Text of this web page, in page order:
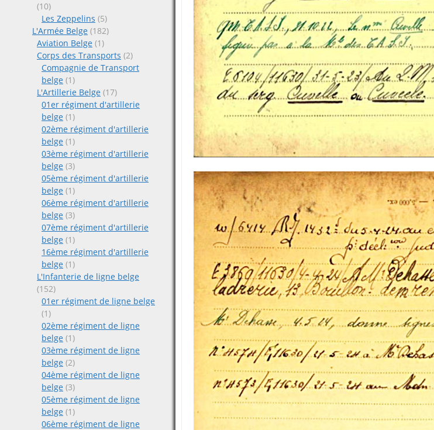
(10)
Les Zeppelins (5)
L'Armée Belge (182)
Aviation Belge (1)
Corps des Transports (2)
Compagnie de Transport
belge (1)
L'Artillerie Belge (17)
01er régiment d'artillerie
belge (1)
02ème régiment d'artillerie
belge (1)
03ème régiment d'artillerie
belge (3)
05ème régiment d'artillerie
belge (1)
06ème régiment d'artillerie
belge (3)
07ème régiment d'artillerie
belge (1)
16ème régiment d'artillerie
belge (1)
L'Infanterie de ligne belge
(152)
01er régiment de ligne belge
(1)
02ème régiment de ligne
belge (1)
03ème régiment de ligne
belge (2)
04ème régiment de ligne
belge (3)
05ème régiment de ligne
belge (1)
06ème régiment de ligne